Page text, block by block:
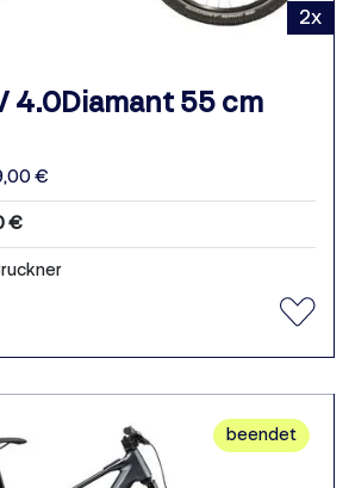
2x
4.0Diamant 55 cm
€
€
beendet